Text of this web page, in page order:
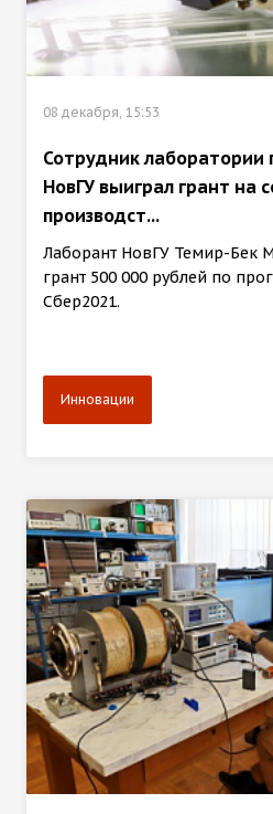
08 декабря, 15:53
Сотрудник лаборатории
НовГУ выиграл грант на
производст...
Лаборант НовГУ Темир-Бек
грант 500 000 рублей по
Сбер2021.
Инновации